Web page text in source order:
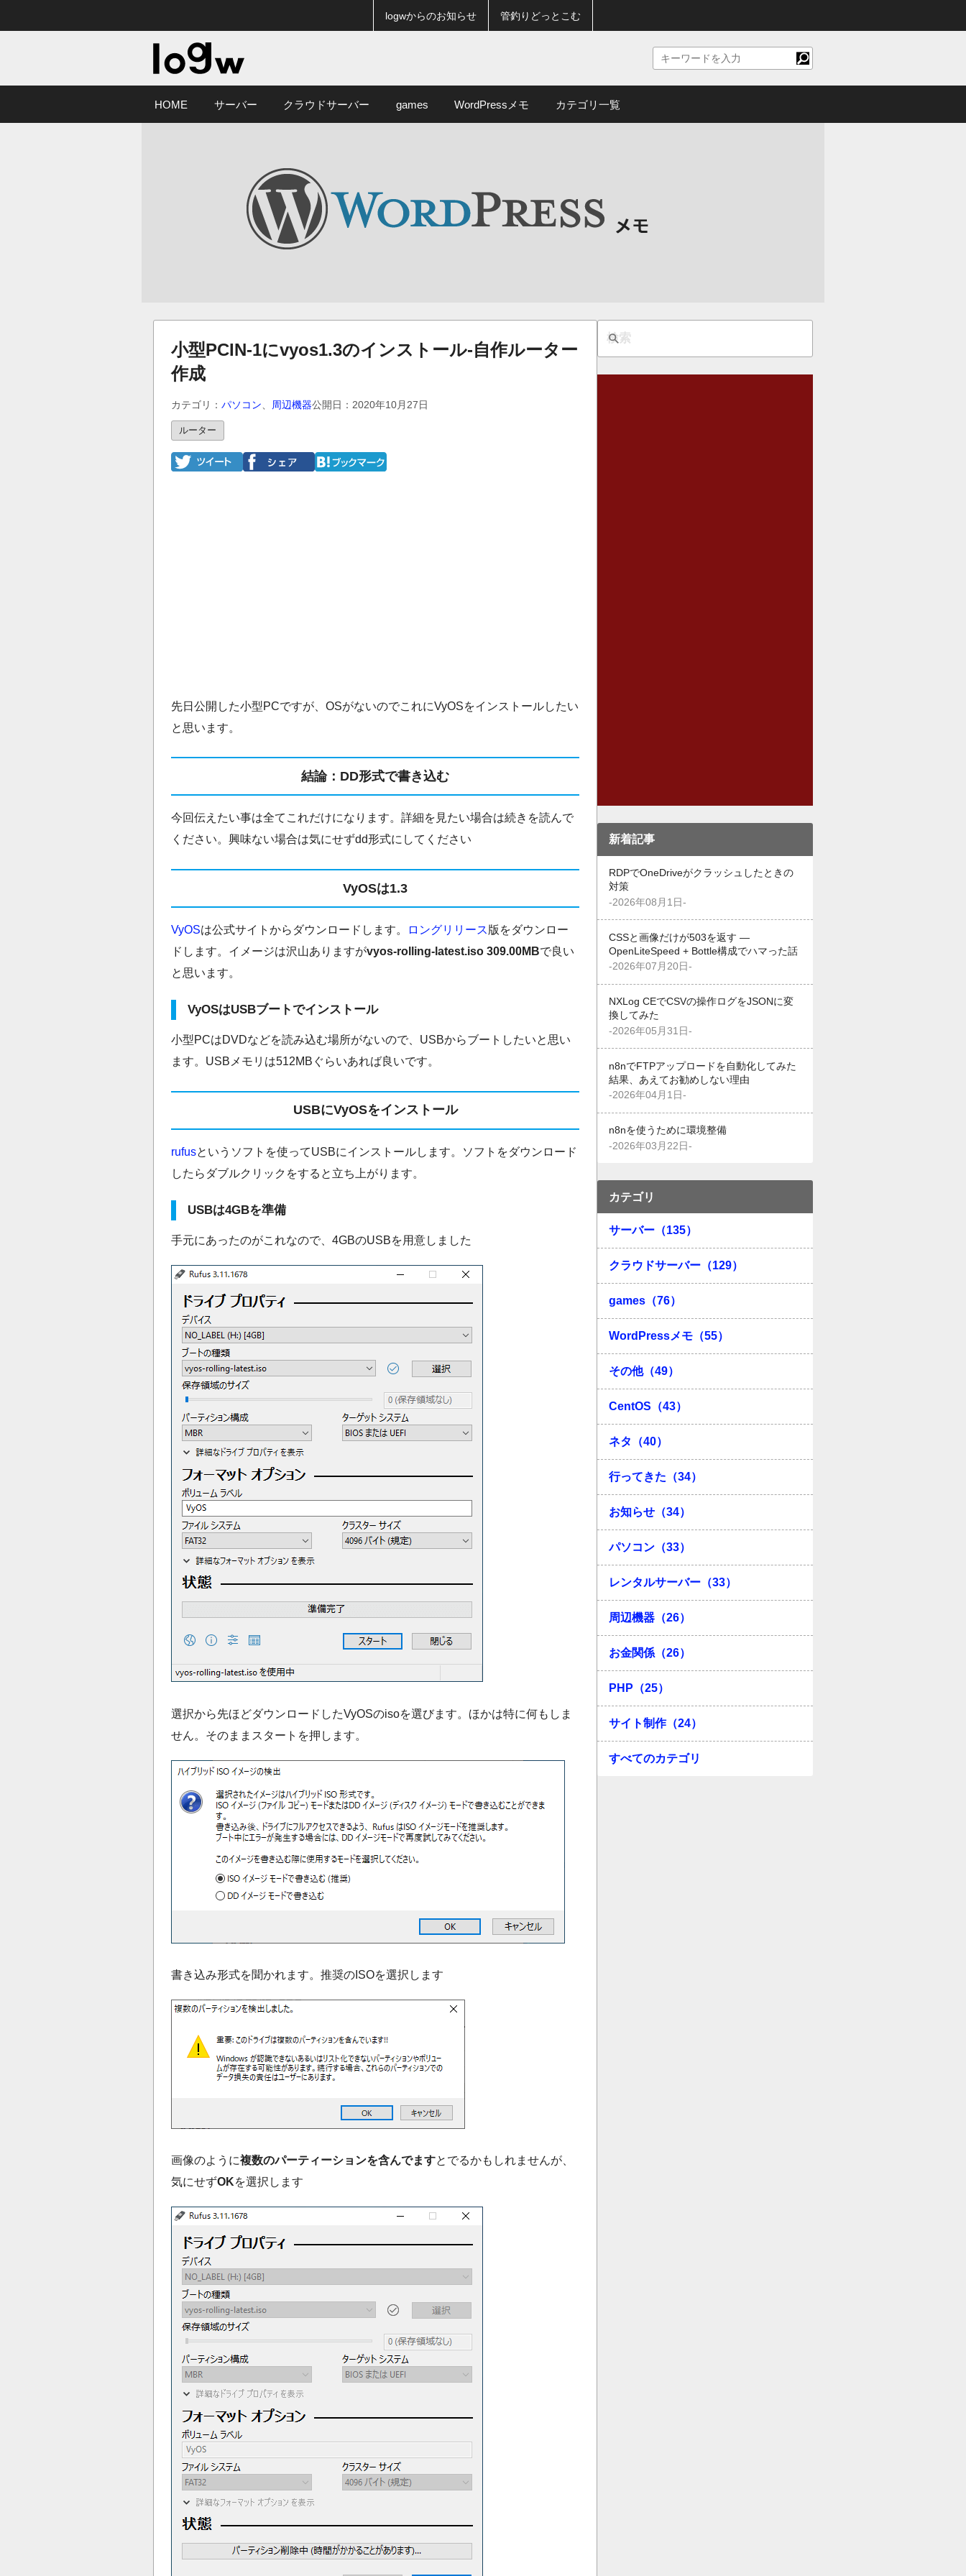
logwからのお知らせ 管釣りどっとこむ
HOME サーバー クラウドサーバー games WordPressメモ カテゴリ一覧
小型PCIN-1にvyos1.3のインストール-自作ルーター
作成
カテゴリ： パソコン、 周辺機器公開日：2020年10月27日
ルーター
先日公開した小型PCですが、OSがないのでこれにVyOSをインストールしたい
と思います。
結論：DD形式で書き込む
今回伝えたい事は全てこれだけになります。詳細を見たい場合は続きを読んで
ください。興味ない場合は気にせずdd形式にしてください
VyOSは1.3
VyOSは公式サイトからダウンロードします。 ロングリリース版をダウンロー
ドします。イメージは沢山ありますがvyos-rolling-latest.iso 309.00MBで良い
と思います。
VyOSはUSBブートでインストール
小型PCはDVDなどを読み込む場所がないので、USBからブートしたいと思い
ます。USBメモリは512MBぐらいあれば良いです。
USBにVyOSをインストール
rufusというソフトを使ってUSBにインストールします。ソフトをダウンロード
したらダブルクリックをすると立ち上がります。
USBは4GBを準備
手元にあったのがこれなので、4GBのUSBを用意しました
選択から先ほどダウンロードしたVyOSのisoを選びます。ほかは特に何もしま
せん。そのままスタートを押します。
書き込み形式を聞かれます。推奨のISOを選択します
画像のように複数のパーティーションを含んでますとでるかもしれませんが、
気にせずOKを選択します
新着記事
RDPでOneDriveがクラッシュしたときの
対策
-2026年08月1日-
CSSと画像だけが503を返す —
OpenLiteSpeed + Bottle構成でハマった話
-2026年07月20日-
NXLog CEでCSVの操作ログをJSONに変
換してみた
-2026年05月31日-
n8nでFTPアップロードを自動化してみた
結果、あえてお勧めしない理由
-2026年04月1日-
n8nを使うために環境整備
-2026年03月22日-
カテゴリ
サーバー（135）
クラウドサーバー（129）
games（76）
WordPressメモ（55）
その他（49）
CentOS（43）
ネタ（40）
行ってきた（34）
お知らせ（34）
パソコン（33）
レンタルサーバー（33）
周辺機器（26）
お金関係（26）
PHP（25）
サイト制作（24）
すべてのカテゴリ